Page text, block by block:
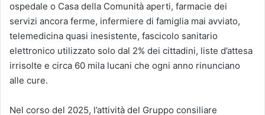
ospedale o Casa della Comunità aperti, farmacie dei
servizi ancora ferme, infermiere di famiglia mai avviato,
telemedicina quasi inesistente, fascicolo sanitario
elettronico utilizzato solo dal 2% dei cittadini, liste d’attesa
irrisolte e circa 60 mila lucani che ogni anno rinunciano
alle cure.
Nel corso del 2025, l’attività del Gruppo consiliare